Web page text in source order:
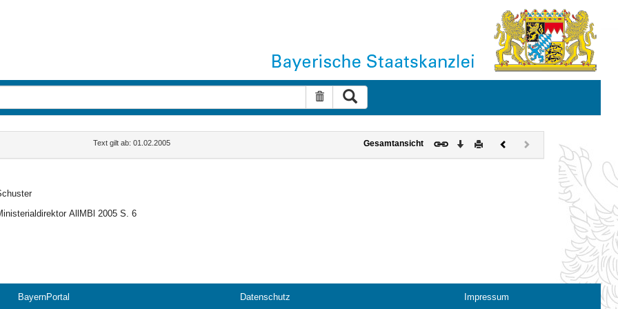
Suche zurücksetzen
Text gilt ab: 01.02.2005 Gesamtansicht Download
DruckenVorherigesNächstes
Dokument
(inaktiv)
AllMBl 2005 S. 6
BayernPortal Datenschutz
Impressum